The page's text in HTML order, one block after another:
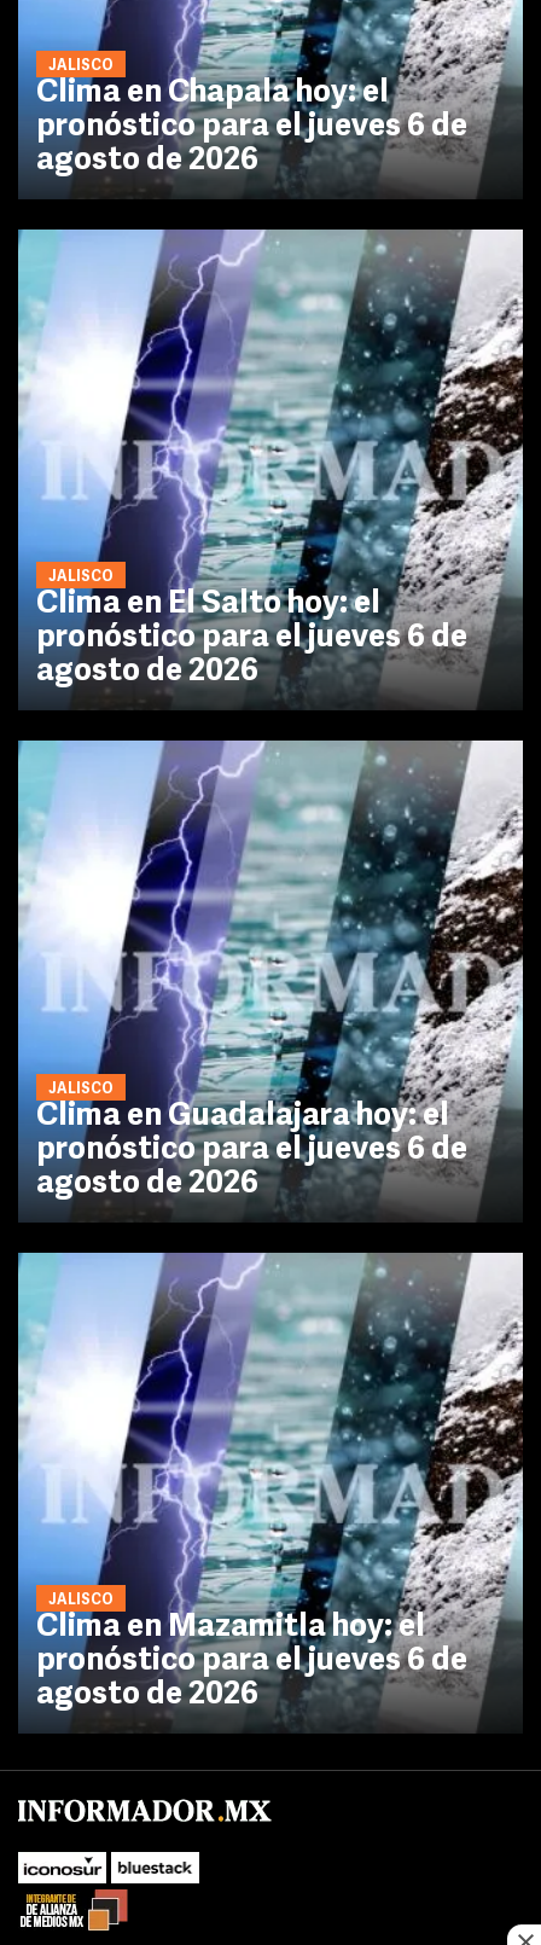
JALISCO
Clima en Chapala hoy: el
pronóstico para el jueves 6 de
agosto de 2026
JALISCO
Clima en El Salto hoy: el
pronóstico para el jueves 6 de
agosto de 2026
JALISCO
Clima en Guadalajara hoy: el
pronóstico para el jueves 6 de
agosto de 2026
JALISCO
Clima en Mazamitla hoy: el
pronóstico para el jueves 6 de
agosto de 2026